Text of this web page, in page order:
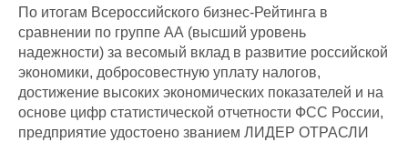
Выставки и семинары
Личности
Словарь
Галерея флота
Форум
Отзывы
Все службы
По итогам Всероссийского бизнес-Рейтинга в
сравнении по группе АА (высший уровень
надежности) за весомый вклад в развитие российской
экономики, добросовестную уплату налогов,
достижение высоких экономических показателей и на
основе цифр статистической отчетности ФСС России,
предприятие удостоено званием ЛИДЕР ОТРАСЛИ